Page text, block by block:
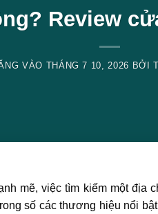
Review
VÀO THÁNG 7 10, 2026 BỞI
mẽ, việc tìm kiếm một địa
số các thương hiệu nổi